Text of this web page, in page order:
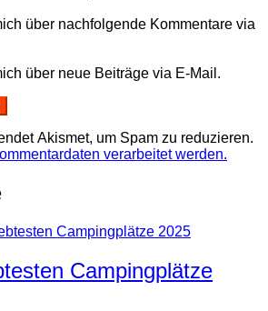
über nachfolgende Kommentare via
über neue Beiträge via E-Mail.
Akismet, um Spam zu reduzieren.
verarbeitet werden.
Campingplätze